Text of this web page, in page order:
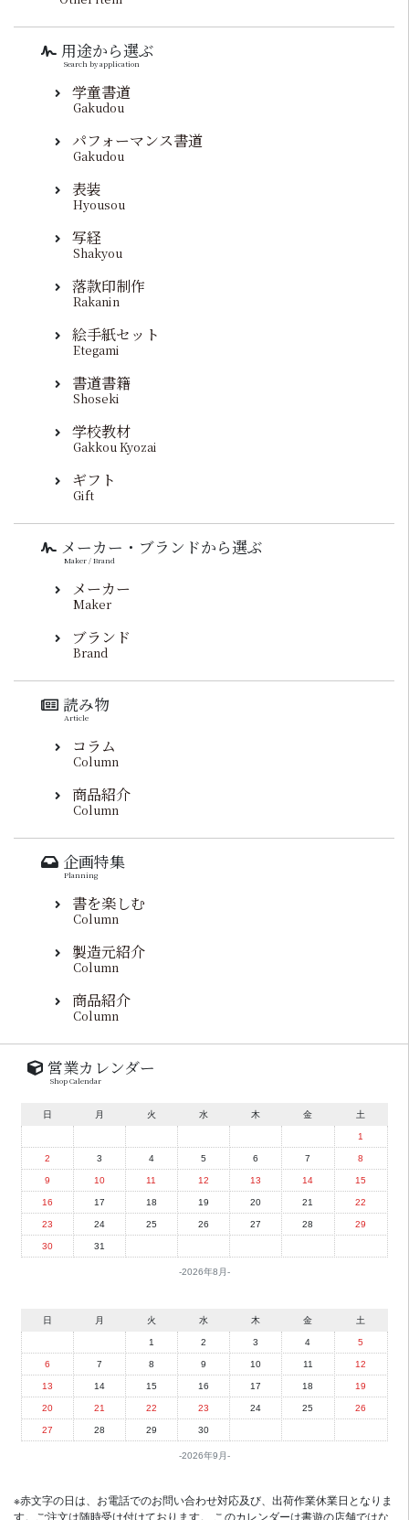
用途から選ぶ
Search by application
学童書道
Gakudou
パフォーマンス書道
Gakudou
表装
Hyousou
写経
Shakyou
落款印制作
Rakanin
絵手紙セット
Etegami
書道書籍
Shoseki
学校教材
Gakkou Kyozai
ギフト
Gift
メーカー・ブランドから選ぶ
Maker / Brand
メーカー
Maker
ブランド
Brand
読み物
Article
コラム
Column
商品紹介
Column
企画特集
Planning
書を楽しむ
Column
製造元紹介
Column
商品紹介
Column
営業カレンダー
Shop Calendar
2026年8月
日 月 火 水 木 金 土
1
2 3 4 5 6 7 8
9 10 11 12 13 14 15
16 17 18 19 20 21 22
23 24 25 26 27 28 29
30 31
2026年9月
日 月 火 水 木 金 土
1 2 3 4 5
6 7 8 9 10 11 12
13 14 15 16 17 18 19
20 21 22 23 24 25 26
27 28 29 30
※赤文字の日は、お電話でのお問い合わせ対応及び、出荷作業休業日となりま
す。ご注文は随時受け付けております。 このカレンダーは書遊の店舗ではな